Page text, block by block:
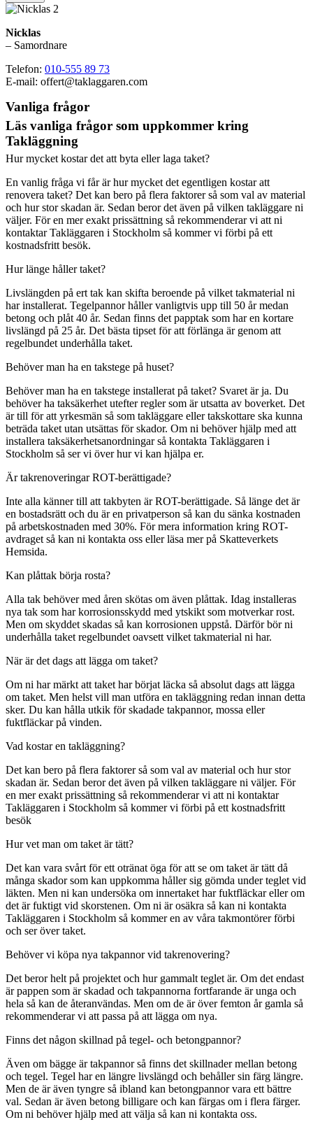
Nicklas
– Samordnare
Telefon: 010-555 89 73
E-mail: offert@taklaggaren.com
Vanliga frågor
Läs vanliga frågor som uppkommer kring
Takläggning
Hur mycket kostar det att byta eller laga taket?
En vanlig fråga vi får är hur mycket det egentligen kostar att
renovera taket? Det kan bero på flera faktorer så som val av material
och hur stor skadan är. Sedan beror det även på vilken takläggare ni
väljer. För en mer exakt prissättning så rekommenderar vi att ni
kontaktar Takläggaren i Stockholm så kommer vi förbi på ett
kostnadsfritt besök.
Hur länge håller taket?
Livslängden på ert tak kan skifta beroende på vilket takmaterial ni
har installerat. Tegelpannor håller vanligtvis upp till 50 år medan
betong och plåt 40 år. Sedan finns det papptak som har en kortare
livslängd på 25 år. Det bästa tipset för att förlänga är genom att
regelbundet underhålla taket.
Behöver man ha en takstege på huset?
Behöver man ha en takstege installerat på taket? Svaret är ja. Du
behöver ha taksäkerhet utefter regler som är utsatta av boverket. Det
är till för att yrkesmän så som takläggare eller takskottare ska kunna
beträda taket utan utsättas för skador. Om ni behöver hjälp med att
installera taksäkerhetsanordningar så kontakta Takläggaren i
Stockholm så ser vi över hur vi kan hjälpa er.
Är takrenoveringar ROT-berättigade?
Inte alla känner till att takbyten är ROT-berättigade. Så länge det är
en bostadsrätt och du är en privatperson så kan du sänka kostnaden
på arbetskostnaden med 30%. För mera information kring ROT-
avdraget så kan ni kontakta oss eller läsa mer på Skatteverkets
Hemsida.
Kan plåttak börja rosta?
Alla tak behöver med åren skötas om även plåttak. Idag installeras
nya tak som har korrosionsskydd med ytskikt som motverkar rost.
Men om skyddet skadas så kan korrosionen uppstå. Därför bör ni
underhålla taket regelbundet oavsett vilket takmaterial ni har.
När är det dags att lägga om taket?
Om ni har märkt att taket har börjat läcka så absolut dags att lägga
om taket. Men helst vill man utföra en takläggning redan innan detta
sker. Du kan hålla utkik för skadade takpannor, mossa eller
fuktfläckar på vinden.
Vad kostar en takläggning?
Det kan bero på flera faktorer så som val av material och hur stor
skadan är. Sedan beror det även på vilken takläggare ni väljer. För
en mer exakt prissättning så rekommenderar vi att ni kontaktar
Takläggaren i Stockholm så kommer vi förbi på ett kostnadsfritt
besök
Hur vet man om taket är tätt?
Det kan vara svårt för ett otränat öga för att se om taket är tätt då
många skador som kan uppkomma håller sig gömda under teglet vid
läkten. Men ni kan undersöka om innertaket har fuktfläckar eller om
det är fuktigt vid skorstenen. Om ni är osäkra så kan ni kontakta
Takläggaren i Stockholm så kommer en av våra takmontörer förbi
och ser över taket.
Behöver vi köpa nya takpannor vid takrenovering?
Det beror helt på projektet och hur gammalt teglet är. Om det endast
är pappen som är skadad och takpannorna fortfarande är unga och
hela så kan de återanvändas. Men om de är över femton år gamla så
rekommenderar vi att passa på att lägga om nya.
Finns det någon skillnad på tegel- och betongpannor?
Även om bägge är takpannor så finns det skillnader mellan betong
och tegel. Tegel har en längre livslängd och behåller sin färg längre.
Men de är även tyngre så ibland kan betongpannor vara ett bättre
val. Sedan är även betong billigare och kan färgas om i flera färger.
Om ni behöver hjälp med att välja så kan ni kontakta oss.